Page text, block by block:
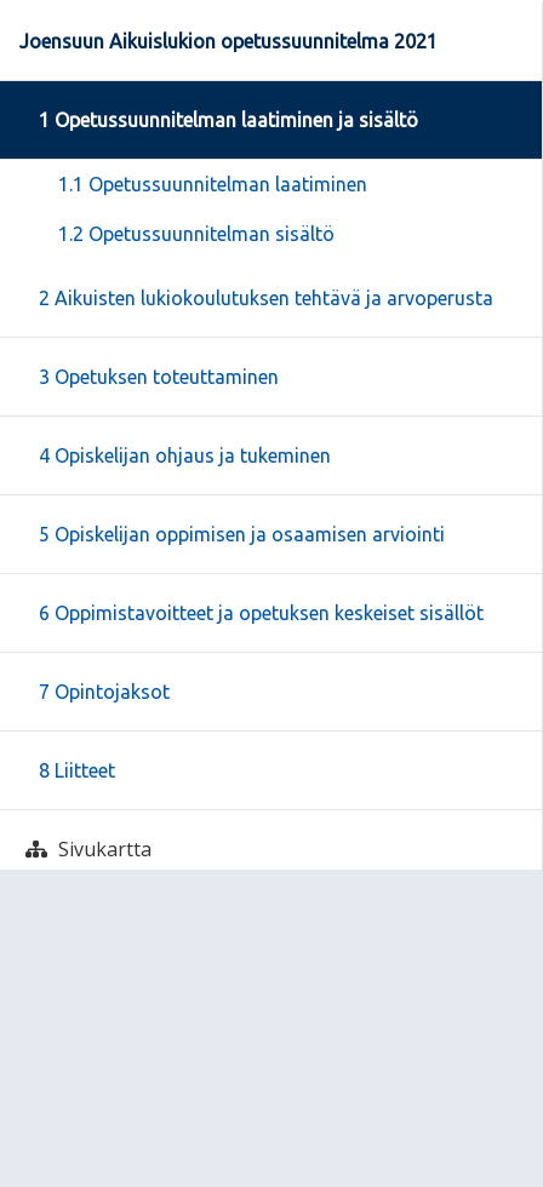
Joensuun Aikuislukion opetussuunnitelma 2021
1 Opetussuunnitelman laatiminen ja sisältö
1.1 Opetussuunnitelman laatiminen
1.2 Opetussuunnitelman sisältö
2 Aikuisten lukiokoulutuksen tehtävä ja arvoperusta
3 Opetuksen toteuttaminen
4 Opiskelijan ohjaus ja tukeminen
5 Opiskelijan oppimisen ja osaamisen arviointi
6 Oppimistavoitteet ja opetuksen keskeiset sisällöt
7 Opintojaksot
8 Liitteet
Sivukartta